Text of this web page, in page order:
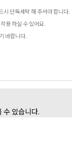
시 단독세탁 해 주셔야 합니다.
용 하실 수 있어요.
바랍니다.
수 있습니다.